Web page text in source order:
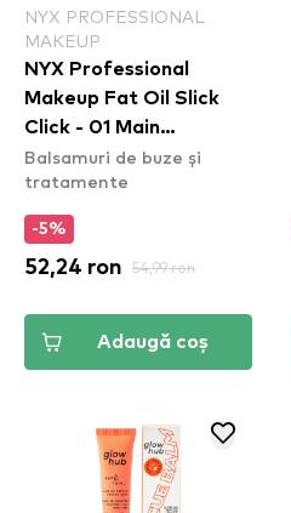
NYX PROFESSIONAL
MAKEUP
NYX Professional
Makeup Fat Oil Slick
Click - 01 Main
Character
Balsamuri de buze și
tratamente
-5%
52,24 ron 54,99 ron
Adaugă coș